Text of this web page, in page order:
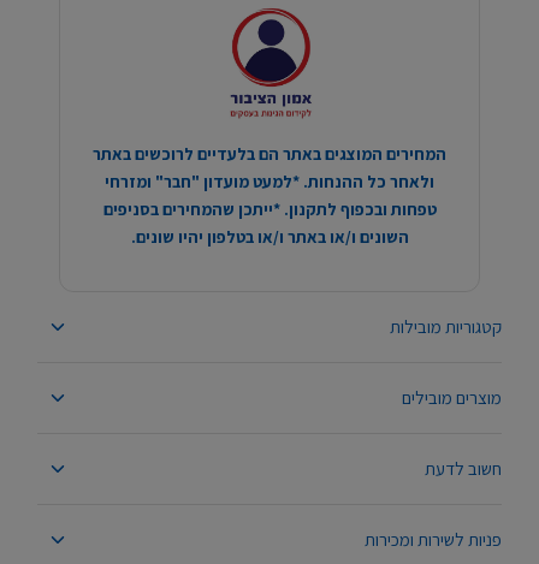
קטגוריות מובילות
מוצרים מובילים
חשוב לדעת
פניות לשירות ומכירות
המחירים המוצגים באתר הם בלעדיים לרוכשים באתר
ולאחר כל ההנחות. *למעט מועדון "חבר" ומזרחי
טפחות ובכפוף לתקנון. *ייתכן שהמחירים בסניפים
השונים ו/או באתר ו/או בטלפון יהיו שונים.